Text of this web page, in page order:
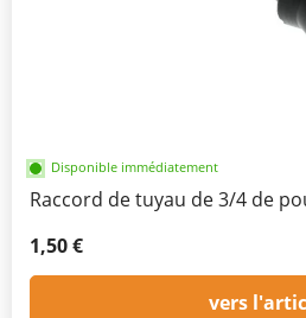
Disponible immédiatement
Raccord de tuyau de 3/4 de
1,50 €
vers